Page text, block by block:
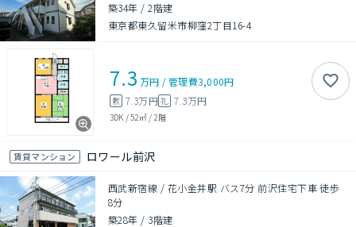
築34年 /2階建
東京都東久留米市柳窪2丁目16-4
7.3 万円 /管理費3,000円
敷 7.3万円礼 7.3万円
3DK /52㎡/ 2階
賃貸マンション ロワール前沢
西武新宿線 / 花小金井駅 バス7分 前沢住宅下車 徒歩
8分
築28年 / 3階建